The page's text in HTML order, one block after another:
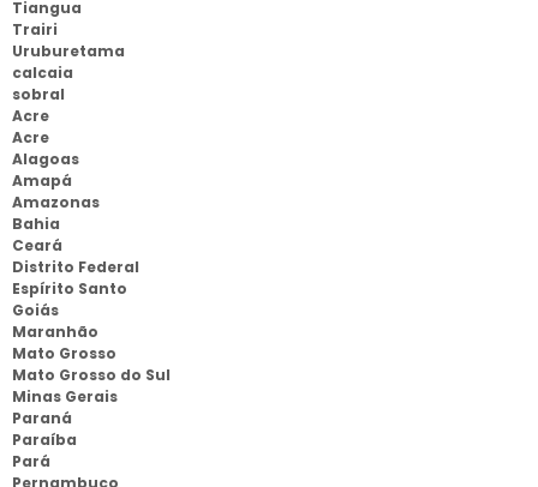
Tiangua
Trairi
Uruburetama
calcaia
sobral
Acre
Acre
Alagoas
Amapá
Amazonas
Bahia
Ceará
Distrito Federal
Espírito Santo
Goiás
Maranhão
Mato Grosso
Mato Grosso do Sul
Minas Gerais
Paraná
Paraíba
Pará
Pernambuco